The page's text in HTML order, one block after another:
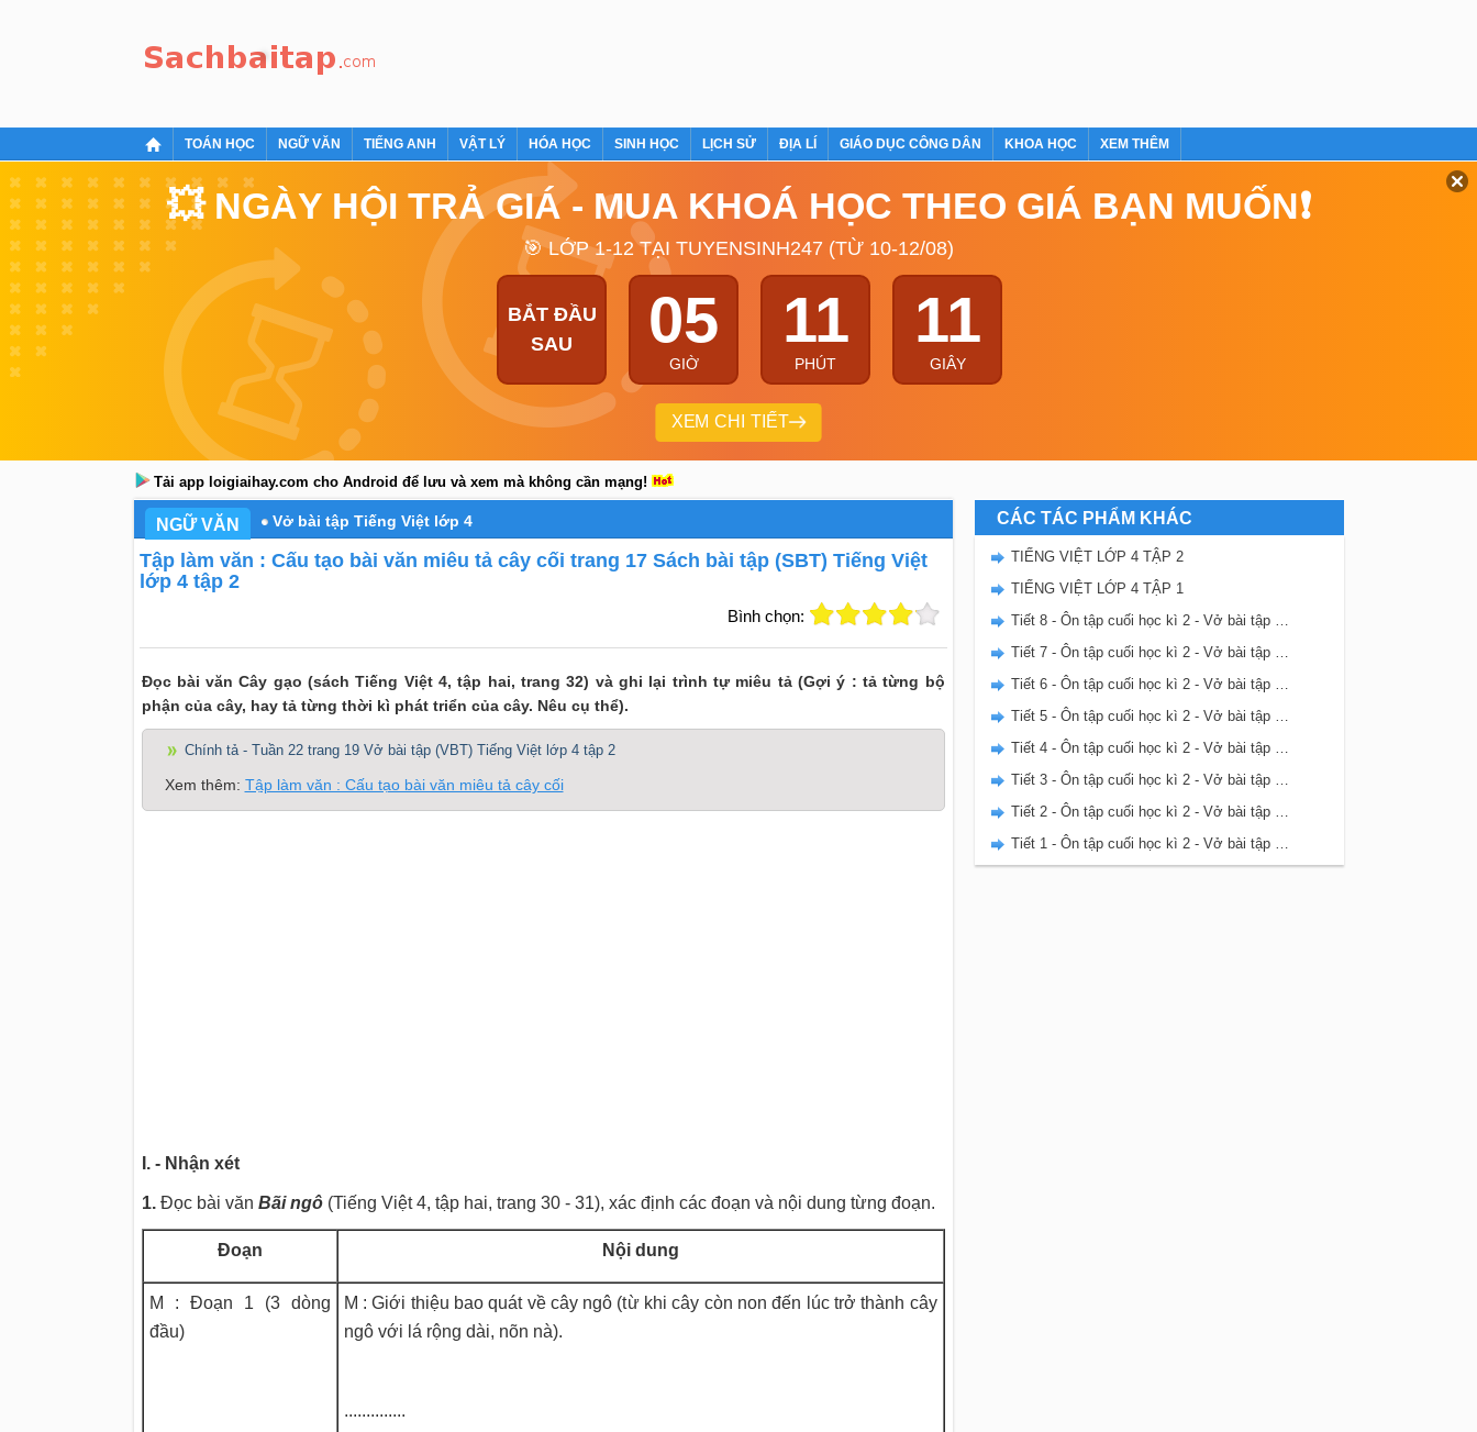
TOÁN HỌC NGỮ VĂN TIẾNG ANH VẬT LÝ HÓA HỌC SINH HỌC LỊCH SỬ ĐỊA LÍ GIÁO DỤC CÔNG DÂN KHOA HỌC XEM THÊM
💥 NGÀY HỘI TRẢ GIÁ - MUA KHOÁ HỌC THEO GIÁ BẠN MUỐN❗
🎯 LỚP 1-12 TẠI TUYENSINH247 (TỪ 10-12/08)
BẮT ĐẦU
SAU
05
GIỜ
11
PHÚT
10
GIÂY
XEM CHI TIẾT
Tải app loigiaihay.com cho Android để lưu và xem mà không cần mạng!
NGỮ VĂN Vở bài tập Tiếng Việt lớp 4
Tập làm văn : Cấu tạo bài văn miêu tả cây cối trang 17 Sách bài tập (SBT) Tiếng Việt
lớp 4 tập 2
Bình chọn:
Đọc bài văn Cây gạo (sách Tiếng Việt 4, tập hai, trang 32) và ghi lại trình tự miêu tả (Gợi ý : tả từng bộ
phận của cây, hay tả từng thời kì phát triển của cây. Nêu cụ thể).
Chính tả - Tuần 22 trang 19 Vở bài tập (VBT) Tiếng Việt lớp 4 tập 2
Xem thêm: Tập làm văn : Cấu tạo bài văn miêu tả cây cối
I. - Nhận xét
1. Đọc bài văn Bãi ngô (Tiếng Việt 4, tập hai, trang 30 - 31), xác định các đoạn và nội dung từng đoạn.
Đoạn Nội dung
M : Đoạn 1 (3 dòng
đầu)
M : Giới thiệu bao quát về cây ngô (từ khi cây còn non đến lúc trở thành cây
ngô với lá rộng dài, nõn nà).
..............
CÁC TÁC PHẨM KHÁC
TIẾNG VIỆT LỚP 4 TẬP 2
TIẾNG VIỆT LỚP 4 TẬP 1
Tiết 8 - Ôn tập cuối học kì 2 - Vở bài tập Tiếng Việt 4 tập 2
Tiết 7 - Ôn tập cuối học kì 2 - Vở bài tập Tiếng Việt 4 tập 2
Tiết 6 - Ôn tập cuối học kì 2 - Vở bài tập Tiếng Việt 4 tập 2
Tiết 5 - Ôn tập cuối học kì 2 - Vở bài tập Tiếng Việt 4 tập 2
Tiết 4 - Ôn tập cuối học kì 2 - Vở bài tập Tiếng Việt 4 tập 2
Tiết 3 - Ôn tập cuối học kì 2 - Vở bài tập Tiếng Việt 4 tập 2
Tiết 2 - Ôn tập cuối học kì 2 - Vở bài tập Tiếng Việt 4 tập 2
Tiết 1 - Ôn tập cuối học kì 2 - Vở bài tập Tiếng Việt 4 tập 2